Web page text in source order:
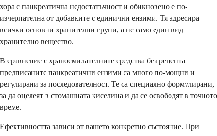
хора с панкреатична недостатъчност и обикновено е по-
изчерпателна от добавките с единични ензими. Тя адресира
всички основни хранителни групи, а не само един вид
хранително вещество.
В сравнение с храносмилателните средства без рецепта,
предписаните панкреатични ензими са много по-мощни и
регулирани за последователност. Те са специално формулирани,
за да оцелеят в стомашната киселина и да се освободят в точното
време.
Ефективността зависи от вашето конкретно състояние. При